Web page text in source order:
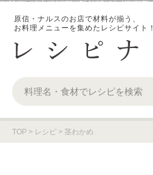
原信・ナルスのお店で材料が揃う、
お料理メニューを集めたレシピサイト！
TOP > レシピ > 茎わかめ